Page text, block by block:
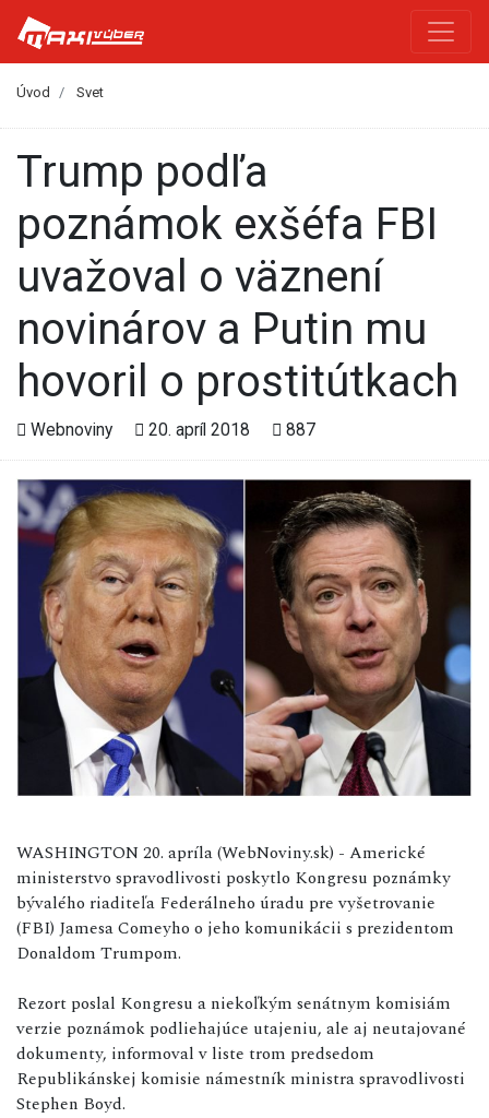
Úvod Svet
Trump podľa
poznámok exšéfa FBI
uvažoval o väznení
novinárov a Putin mu
hovoril o prostitútkach
Webnoviny 20. apríl 2018 887
WASHINGTON 20. apríla (WebNoviny.sk) - Americké
ministerstvo spravodlivosti poskytlo Kongresu poznámky
bývalého riaditeľa Federálneho úradu pre vyšetrovanie
(FBI) Jamesa Comeyho o jeho komunikácii s prezidentom
Donaldom Trumpom.
Rezort poslal Kongresu a niekoľkým senátnym komisiám
verzie poznámok podliehajúce utajeniu, ale aj neutajované
dokumenty, informoval v liste trom predsedom
Republikánskej komisie námestník ministra spravodlivosti
Stephen Boyd.